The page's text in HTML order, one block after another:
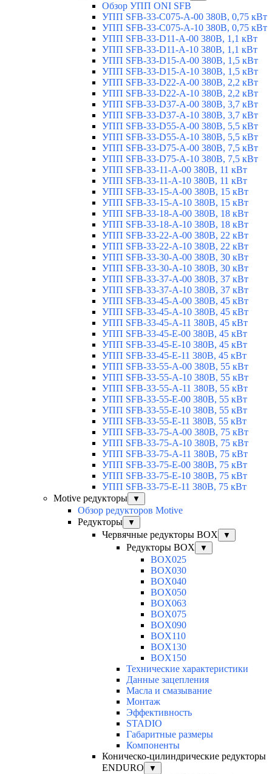
Обзор УПП ONI SFB
УПП SFB-33-C075-A-00 380В, 0,75 кВт
УПП SFB-33-C075-A-10 380В, 0,75 кВт
УПП SFB-33-D11-A-00 380В, 1,1 кВт
УПП SFB-33-D11-A-10 380В, 1,1 кВт
УПП SFB-33-D15-A-00 380В, 1,5 кВт
УПП SFB-33-D15-A-10 380В, 1,5 кВт
УПП SFB-33-D22-A-00 380В, 2,2 кВт
УПП SFB-33-D22-A-10 380В, 2,2 кВт
УПП SFB-33-D37-A-00 380В, 3,7 кВт
УПП SFB-33-D37-A-10 380В, 3,7 кВт
УПП SFB-33-D55-A-00 380В, 5,5 кВт
УПП SFB-33-D55-A-10 380В, 5,5 кВт
УПП SFB-33-D75-A-00 380В, 7,5 кВт
УПП SFB-33-D75-A-10 380В, 7,5 кВт
УПП SFB-33-11-A-00 380В, 11 кВт
УПП SFB-33-11-A-10 380В, 11 кВт
УПП SFB-33-15-A-00 380В, 15 кВт
УПП SFB-33-15-A-10 380В, 15 кВт
УПП SFB-33-18-A-00 380В, 18 кВт
УПП SFB-33-18-A-10 380В, 18 кВт
УПП SFB-33-22-A-00 380В, 22 кВт
УПП SFB-33-22-A-10 380В, 22 кВт
УПП SFB-33-30-A-00 380В, 30 кВт
УПП SFB-33-30-A-10 380В, 30 кВт
УПП SFB-33-37-A-00 380В, 37 кВт
УПП SFB-33-37-A-10 380В, 37 кВт
УПП SFB-33-45-A-00 380В, 45 кВт
УПП SFB-33-45-A-10 380В, 45 кВт
УПП SFB-33-45-A-11 380В, 45 кВт
УПП SFB-33-45-E-00 380В, 45 кВт
УПП SFB-33-45-E-10 380В, 45 кВт
УПП SFB-33-45-E-11 380В, 45 кВт
УПП SFB-33-55-A-00 380В, 55 кВт
УПП SFB-33-55-A-10 380В, 55 кВт
УПП SFB-33-55-A-11 380В, 55 кВт
УПП SFB-33-55-E-00 380В, 55 кВт
УПП SFB-33-55-E-10 380В, 55 кВт
УПП SFB-33-55-E-11 380В, 55 кВт
УПП SFB-33-75-A-00 380В, 75 кВт
УПП SFB-33-75-A-10 380В, 75 кВт
УПП SFB-33-75-A-11 380В, 75 кВт
УПП SFB-33-75-E-00 380В, 75 кВт
УПП SFB-33-75-E-10 380В, 75 кВт
УПП SFB-33-75-E-11 380В, 75 кВт
Motive редукторы
▼
Обзор редукторов Motive
Редукторы
▼
Червячные редукторы BOX ▼
Редукторы BOX ▼
BOX025
BOX030
BOX040
BOX050
BOX063
BOX075
BOX090
BOX110
BOX130
BOX150
Технические характеристики
Данные зацепления
Масла и смазывание
Монтаж
Эффективность
STADIO
Габаритные размеры
Компоненты
Коническо-цилиндрические редукторы
ENDURO
▼